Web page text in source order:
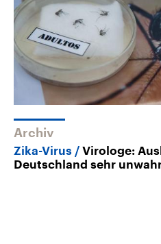
Archiv
Zika-Virus
Virologe:
Deutschland sehr